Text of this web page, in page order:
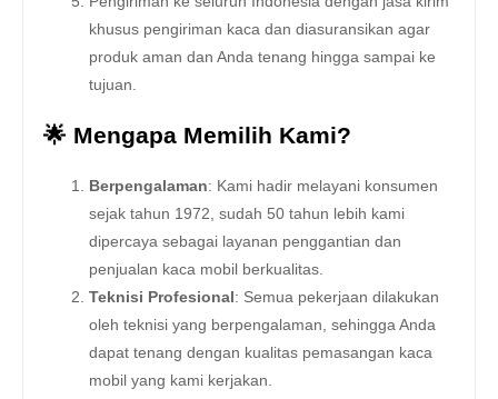
khusus pengiriman kaca dan diasuransikan agar
produk aman dan Anda tenang hingga sampai ke
tujuan.
🌟 Mengapa Memilih Kami?
Berpengalaman: Kami hadir melayani konsumen
sejak tahun 1972, sudah 50 tahun lebih kami
dipercaya sebagai layanan penggantian dan
penjualan kaca mobil berkualitas.
Teknisi Profesional : Semua pekerjaan dilakukan
oleh teknisi yang berpengalaman, sehingga Anda
dapat tenang dengan kualitas pemasangan kaca
mobil yang kami kerjakan.